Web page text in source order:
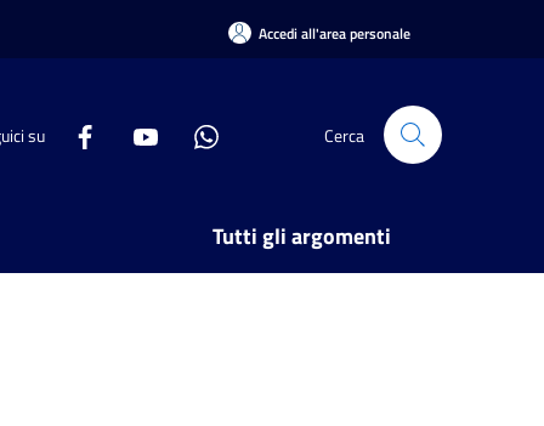
Accedi all'area personale
su Cerca
Tutti gli argomenti